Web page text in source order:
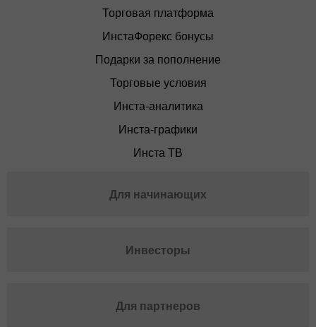
Торговая платформа
ИнстаФорекс бонусы
Подарки за пополнение
Торговые условия
Инста-аналитика
Инста-графики
Инста ТВ
Для начинающих
Инвесторы
Для партнеров